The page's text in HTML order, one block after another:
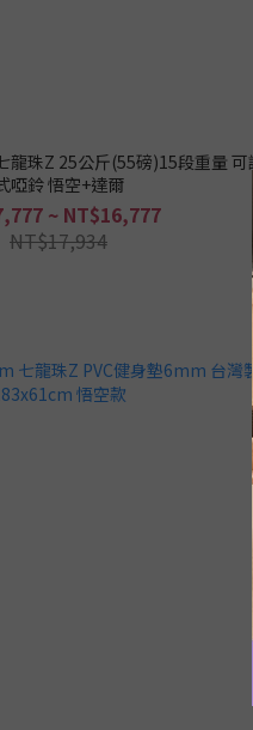
珠Z 25公斤(55磅)15段重量 可
啞鈴 悟空+達爾
~ NT$16,777
NT$17,934